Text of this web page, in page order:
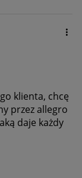
klienta, chcę
przez allegro
daje każdy